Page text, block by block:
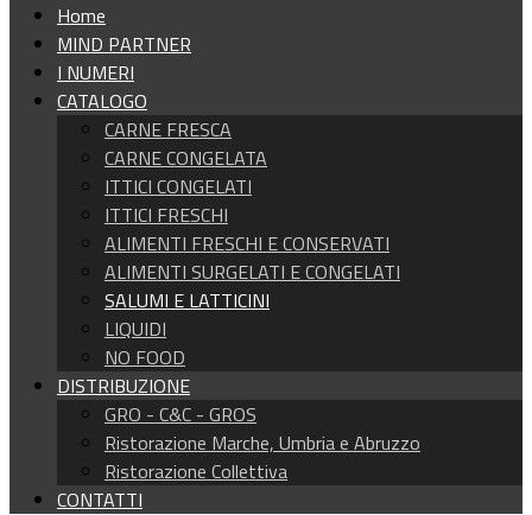
Home
MIND PARTNER
I NUMERI
CATALOGO
CARNE FRESCA
CARNE CONGELATA
ITTICI CONGELATI
ITTICI FRESCHI
ALIMENTI FRESCHI E CONSERVATI
ALIMENTI SURGELATI E CONGELATI
SALUMI E LATTICINI
LIQUIDI
NO FOOD
DISTRIBUZIONE
GRO - C&C - GROS
Ristorazione Marche, Umbria e Abruzzo
Ristorazione Collettiva
CONTATTI